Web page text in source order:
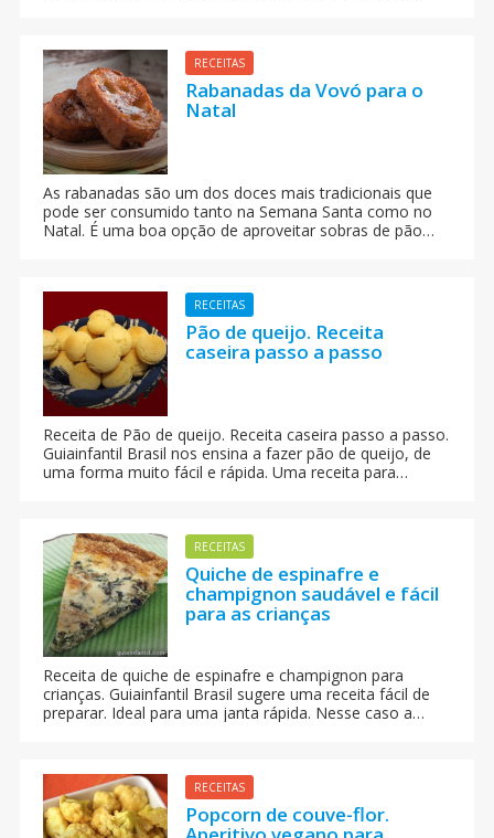
de fazer em casa. Aproveite o Natal em família.
RECEITAS
Rabanadas da Vovó para o
Natal
As rabanadas são um dos doces mais tradicionais que
pode ser consumido tanto na Semana Santa como no
Natal. É uma boa opção de aproveitar sobras de pão
RECEITAS
Pão de queijo. Receita
caseira passo a passo
Receita de Pão de queijo. Receita caseira passo a passo.
Guiainfantil Brasil nos ensina a fazer pão de queijo, de
uma forma muito fácil e rápida. Uma receita para
RECEITAS
Quiche de espinafre e
champignon saudável e fácil
para as crianças
Receita de quiche de espinafre e champignon para
crianças. Guiainfantil Brasil sugere uma receita fácil de
preparar. Ideal para uma janta rápida. Nesse caso a
crescimento.
RECEITAS
Popcorn de couve-flor.